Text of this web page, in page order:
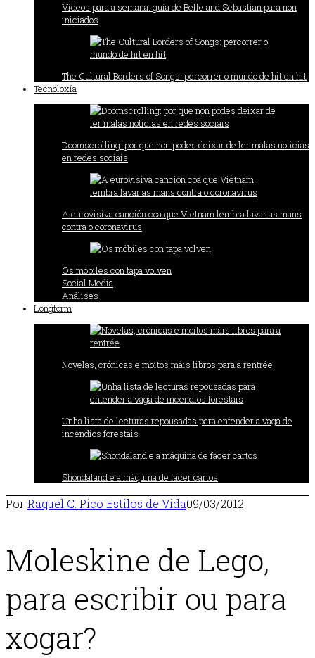
Vídeos para a semana: guía de Belle and Sebastian para non
iniciados
The Cultural Borders of Songs: percorrer o mundo de hit en hit
Tecnoloxía
Doomscrolling: por que non podes deixar de ler malas noticias
en redes sociais
A eurovisiva canción coa que Vietnam lembra lavar as mans
contra o coronavirus
Os móbiles con tapa volven
Social Media
Análises
Longform
Novelas, crónicas e moitos máis libros para a rentrée
Unha lista de lecturas repousadas para entender a vaga de
incendios forestais
Shondaland e a máquina de facer cartos
PorRaquel C. Pico Estilos de Vida09/03/2012
Moleskine de Lego,
para escribir ou para
xogar?